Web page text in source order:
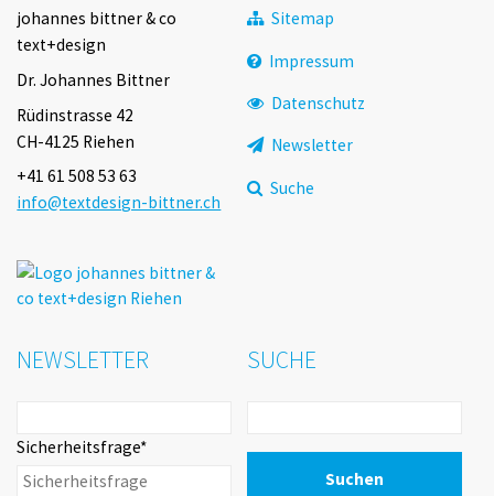
johannes bittner & co
text+design
Dr. Johannes Bittner
Rüdinstrasse 42
CH-4125 Riehen
+41 61 508 53 63
info@textdesign-bittner.ch
Navigation
Sitemap
Impressum
Datenschutz
Newsletter
Suche
NEWSLETTER
Pflichtfeld
Sicherheitsfrage*
SUCHE